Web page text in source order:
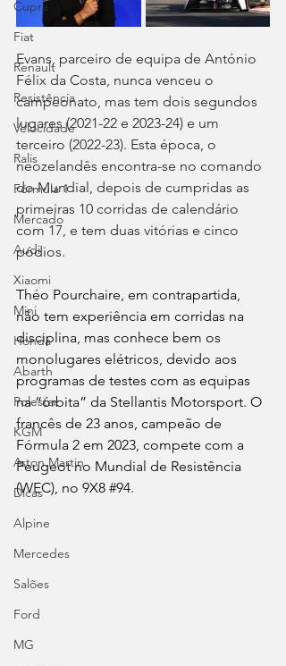
Cupra
Fiat
Renault
Resistência
Velocidade
Ralis
Fórmula 1
Mercado
Audi
Xiaomi
Mini
Honda
Abarth
Polestar
KGM
Aston Martin
Dicas
Alpine
Mercedes
Salões
Ford
MG
Evans, parceiro de equipa de António
Félix da Costa, nunca venceu o
campeonato, mas tem dois segundos
lugares (2021-22 e 2023-24) e um
terceiro (2022-23). Esta época, o
neozelandês encontra-se no comando
do Mundial, depois de cumpridas as
primeiras 10 corridas de calendário
com 17, e tem duas vitórias e cinco
pódios.
Théo Pourchaire, em contrapartida,
não tem experiência em corridas na
disciplina, mas conhece bem os
monolugares elétricos, devido aos
programas de testes com as equipas
na “órbita” da Stellantis Motorsport. O
francês de 23 anos, campeão de
Fórmula 2 em 2023, compete com a
Peugeot no Mundial de Resistência
(WEC), no 9X8 #94.